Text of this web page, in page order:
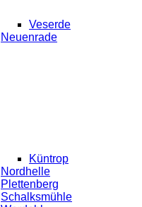
Veserde
Neuenrade
Küntrop
Nordhelle
Plettenberg
Schalksmühle